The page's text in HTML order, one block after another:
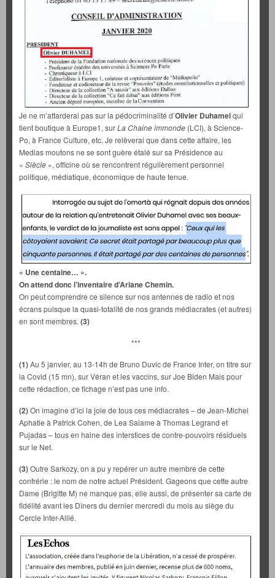
Je ne m’attarderai pas sur la pédocriminalité d’Olivier Duhamelqui
tient boutique à Europe1, surLa Chaine immonde (LCI), à Science-
Po, à France Culture, etc. Je relèverai que dans cette affaire, les
Medias moutons ne se sont guère étalé sur sa Présidence au
« Siècle », officine où se rencontrent régulièrement personnel
politique, médiatique, économique de haute tenue.
« Une centaine… ».
On attend donc l’inventaire d’Ariane Chemin.
On peut comprendre ce silence sur nos antennes de radio et nos
écrans puisque la quasi-totalité de nos grands médiacrates (et autres)
en sont membres. (3)
***
(1)Au 5 janvier, au 13-14h de Bruno Duvic de France Inter, on titre sur
la Covid (15 mn), sur Véran et les vaccins, sur Joe Biden Mais pour
cette rédaction, ce fichage n’est pas une info.
(2)On imagine d’ici la joie de tous ces médiacrates – de Jean-Michel
Aphatie à Patrick Cohen, de Lea Salame à Thomas Legrand et
Pujadas – tous en haine des interstices de contre-pouvoirs résiduels
sur le Net.
(3)Outre Sarkozy, on a pu y repérer un autre membre de cette
confrérie : le nom de notre actuel Président. Gageons que cette autre
Dame (Brigitte M) ne manque pas, elle aussi, de présenter sa carte de
fidélité avant les Dîners du dernier mercredi du mois au siège du
Cercle Inter-Allié.